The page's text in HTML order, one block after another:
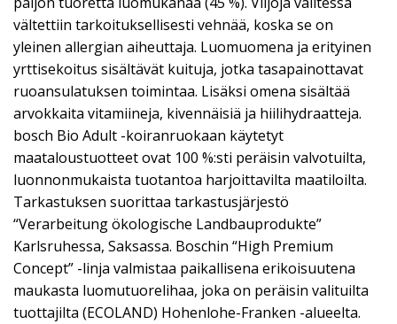
vältettiin tarkoituksellisesti vehnää, koska se on
yleinen allergian aiheuttaja. Luomuomena ja erityinen
yrttisekoitus sisältävät kuituja, jotka tasapainottavat
ruoansulatuksen toimintaa. Lisäksi omena sisältää
arvokkaita vitamiineja, kivennäisiä ja hiilihydraatteja.
bosch Bio Adult -koiranruokaan käytetyt
maataloustuotteet ovat 100 %:sti peräisin valvotuilta,
luonnonmukaista tuotantoa harjoittavilta maatiloilta.
Tarkastuksen suorittaa tarkastusjärjestö
“Verarbeitung ökologische Landbauprodukte”
Karlsruhessa, Saksassa. Boschin “High Premium
Concept” -linja valmistaa paikallisena erikoisuutena
maukasta luomutuorelihaa, joka on peräisin valituilta
tuottajilta (ECOLAND) Hohenlohe-Franken -alueelta.